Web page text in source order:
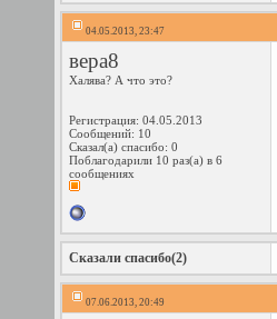
04.05.2013, 23:47
вера8
Халява? А что это?
Регистрация: 04.05.2013
Сообщений: 10
Сказал(а) спасибо: 0
Поблагодарили 10 раз(а) в 6
сообщениях
Сказали спасибо(2)
07.06.2013, 20:49